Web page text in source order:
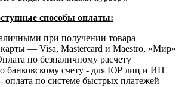
способы оплаты:
при получении товара
карты — Visa, Mastercard и Maestro, «Мир»
по безналичному расчету
банковскому счету - для ЮР лиц и ИП
оплата по системе быстрых платежей